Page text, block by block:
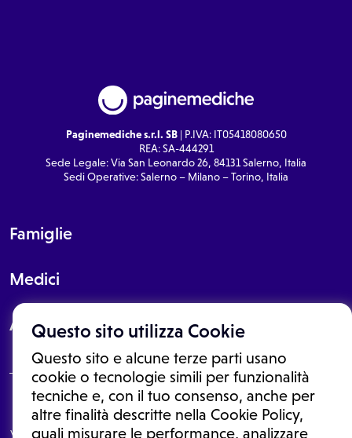
Questo sito utilizza Cookie
Questo sito e alcune terze parti usano
cookie o tecnologie simili per funzionalità
tecniche e, con il tuo consenso, anche per
altre finalità descritte nella Cookie Policy,
quali misurare le performance, analizzare
Paginemediche s.r.l. SB| P.IVA: IT05418080650
REA: SA-444291
Sede Legale: Via San Leonardo 26, 84131 Salerno, Italia
Sedi Operative: Salerno – Milano – Torino, Italia
Famiglie
Medici
About
Le informazioni proposte in questo sito non sono un consulto medico.
In nessun caso, queste informazioni sostituiscono un consulto, una
visita o una diagnosi formulata dal medico. Non si devono considerare